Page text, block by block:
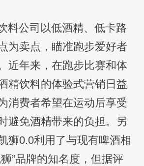
料公司以低酒精、低卡路
为卖点，瞄准跑步爱好者
近年来，在跑步比赛和体
精饮料的体验式营销日益
消费者希望在运动后享受
避免酒精带来的负担。另
狮0.0利用了与现有啤酒相
”品牌的知名度，但据评